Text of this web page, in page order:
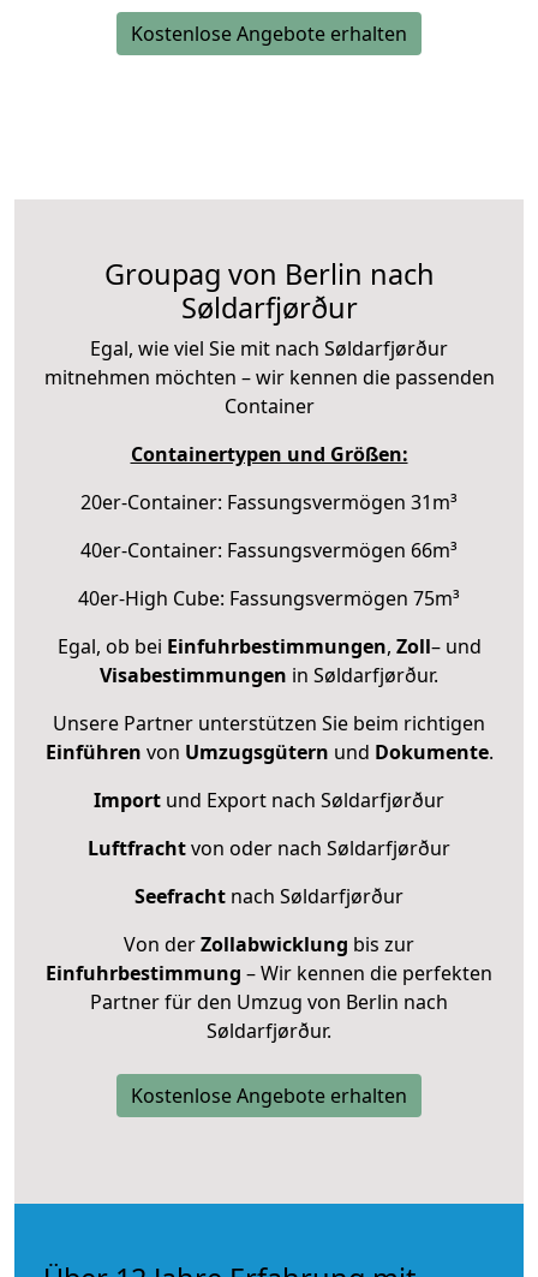
Kostenlose Angebote erhalten
Groupag von Berlin nach
Søldarfjørður
Egal, wie viel Sie mit nach Søldarfjørður
mitnehmen möchten – wir kennen die passenden
Container
Containertypen und Größen:
20er-Container: Fassungsvermögen 31m³
40er-Container: Fassungsvermögen 66m³
40er-High Cube: Fassungsvermögen 75m³
Egal, ob bei Einfuhrbestimmungen, Zoll– und
Visabestimmungen in Søldarfjørður.
Unsere Partner unterstützen Sie beim richtigen
Einführen von Umzugsgütern und Dokumente.
Import und Export nach Søldarfjørður
Luftfrachtvon oder nach Søldarfjørður
Seefracht nach Søldarfjørður
Von derZollabwicklung bis zur
Einfuhrbestimmung – Wir kennen die perfekten
Partner für den Umzug von Berlin nach
Søldarfjørður.
Kostenlose Angebote erhalten